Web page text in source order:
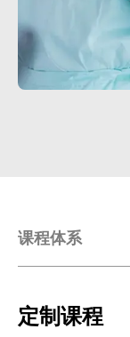
课程体系
定制课程